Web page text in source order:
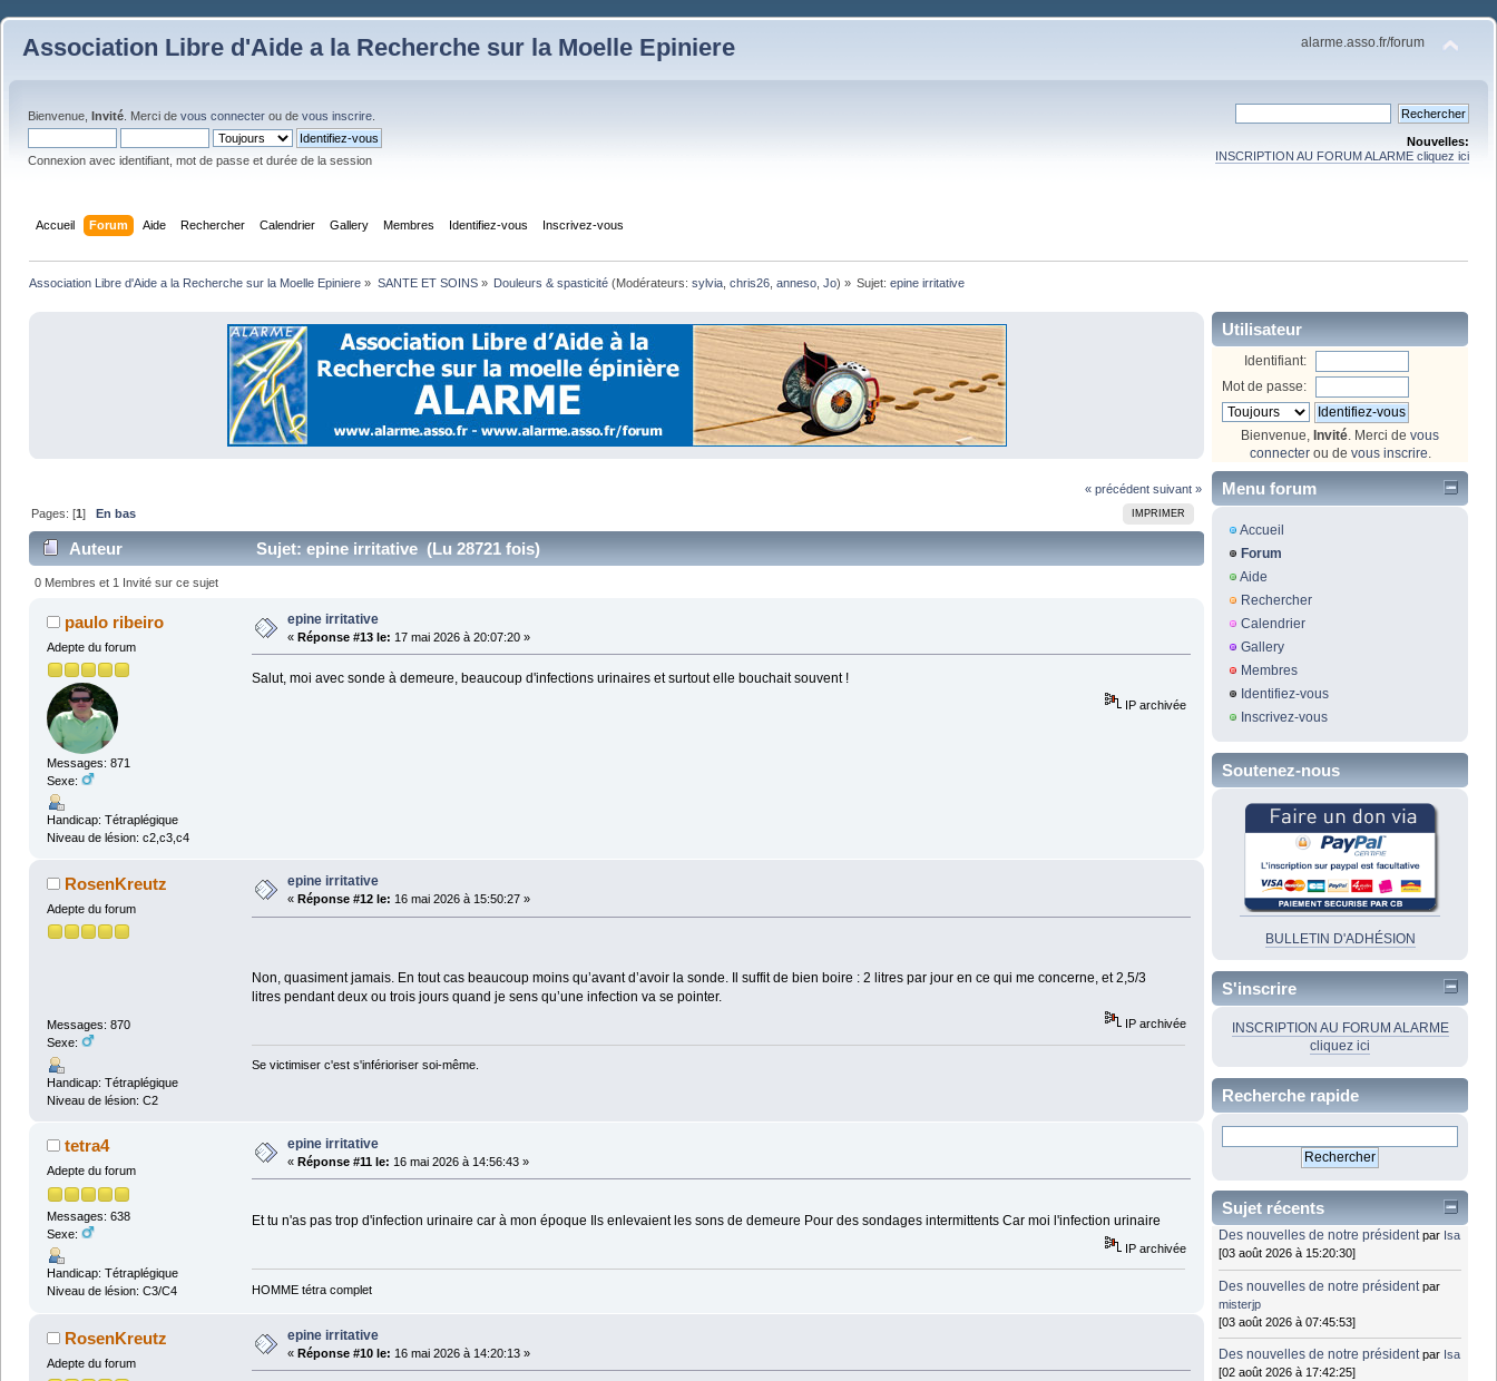
Association Libre d'Aide a la Recherche sur la Moelle Epiniere alarme.asso.fr/forum
Bienvenue, Invité . Merci de vous connecter ou de vous inscrire
Connexion avec identifiant, mot de passe et durée de la session
Nouvelles:
INSCRIPTION AU FORUM ALARME cliquez ici
Accueil Forum Aide Rechercher Calendrier Gallery Membres Identifiez-vous Inscrivez-vous
Association Libre d'Aide a la Recherche sur la Moelle Epiniere » SANTE ET SOINS» Douleurs & spasticité(Modérateurs: sylvia, chris26, anneso, Jo) » Sujet:epine irritative
« précédent suivant »
IMPRIMER
Pages: [1] En bas
Auteur Sujet: epine irritative (Lu 28721 fois)
0 Membres et 1 Invité sur ce sujet
paulo ribeiro
Adepte du forum
Messages: 871
Sexe:
Handicap: Tétraplégique
Niveau de lésion: c2,c3,c4
epine irritative
« Réponse #13 le: 17 mai 2026 à 20:07:20 »
Salut, moi avec sonde à demeure, beaucoup d'infections urinaires et surtout elle bouchait souvent !
IP archivée
RosenKreutz
Adepte du forum
Messages: 870
Sexe:
Handicap: Tétraplégique
Niveau de lésion: C2
epine irritative
« Réponse #12 le: 16 mai 2026 à 15:50:27 »
Non, quasiment jamais. En tout cas beaucoup moins qu’avant d’avoir la sonde. Il suffit de bien boire : 2 litres par jour en ce qui me concerne, et 2,5/3
litres pendant deux ou trois jours quand je sens qu’une infection va se pointer.
IP archivée
Se victimiser c'est s'inférioriser soi-même.
tetra4
Adepte du forum
Messages: 638
Sexe:
Handicap: Tétraplégique
Niveau de lésion: C3/C4
epine irritative
« Réponse #11 le: 16 mai 2026 à 14:56:43 »
Et tu n'as pas trop d'infection urinaire car à mon époque Ils enlevaient les sons de demeure Pour des sondages intermittents Car moi l'infection urinaire
IP archivée
HOMME tétra complet
RosenKreutz
Adepte du forum
epine irritative
« Réponse #10 le: 16 mai 2026 à 14:20:13 »
Utilisateur
Identifiant:
Mot de passe:
Bienvenue, Invité . Merci de vous
connecterou de vous inscrire
Menu forum
Accueil
Forum
Aide
Rechercher
Calendrier
Gallery
Membres
Identifiez-vous
Inscrivez-vous
Soutenez-nous
BULLETIN D'ADHÉSION
S'inscrire
INSCRIPTION AU FORUM ALARME
cliquez ici
Recherche rapide
Sujet récents
Des nouvelles de notre président par Isa
[03 août 2026 à 15:20:30]
Des nouvelles de notre président par
misterjp
[03 août 2026 à 07:45:53]
Des nouvelles de notre président par Isa
[02 août 2026 à 17:42:25]